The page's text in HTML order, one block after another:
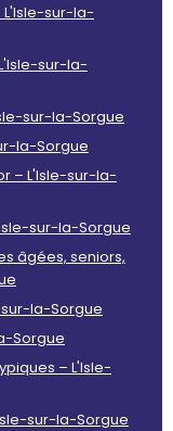
L'Isle-sur-la-
sur-la-
sur-la-Sorgue
la-Sorgue
– L'Isle-sur-la-
sur-la-Sorgue
âgées, seniors,
la-Sorgue
Sorgue
– L'Isle-
sur-la-Sorgue